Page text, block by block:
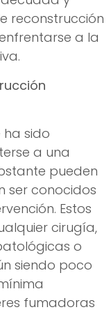
reconstrucción
a la
sido
a una
pueden
ser conocidos
Estos
cirugía,
o
siendo poco
fumadoras